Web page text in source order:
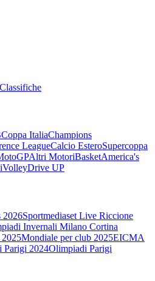
Coppa ItaliaChampions
LeagueCalcio EsteroSupercoppa
Altri MotoriBasketAmerica's
VolleyDrive UP
2026Sportmediaset Live Riccione
Invernali Milano Cortina
Mondiale per club 2025EICMA
Parigi 2024Olimpiadi Parigi